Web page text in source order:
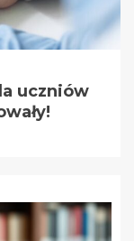
uczniów